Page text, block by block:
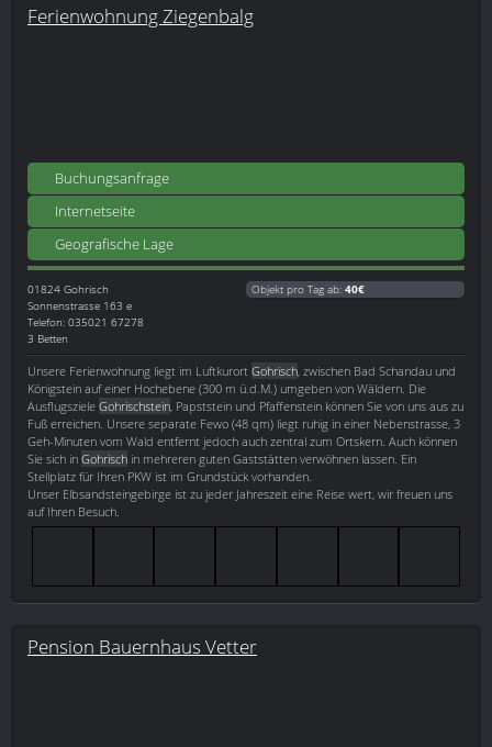
Ferienwohnung Ziegenbalg
Buchungsanfrage
Internetseite
Geografische Lage
01824 Gohrisch
Sonnenstrasse 163 e
Telefon: 035021 67278
3 Betten
Objekt pro Tag ab: 40€
Unsere Ferienwohnung liegt im Luftkurort Gohrisch , zwischen Bad Schandau und
Königstein auf einer Hochebene (300 m ü.d.M.) umgeben von Wäldern. Die
Ausflugsziele Gohrischstein , Papststein und Pfaffenstein können Sie von uns aus zu
Fuß erreichen. Unsere separate Fewo (48 qm) liegt ruhig in einer Nebenstrasse, 3
Geh-Minuten vom Wald entfernt jedoch auch zentral zum Ortskern. Auch können
Sie sich in Gohrisch in mehreren guten Gaststätten verwöhnen lassen. Ein
Stellplatz für Ihren PKW ist im Grundstück vorhanden.
Unser Elbsandsteingebirge ist zu jeder Jahreszeit eine Reise wert, wir freuen uns
auf Ihren Besuch.
Pension Bauernhaus Vetter